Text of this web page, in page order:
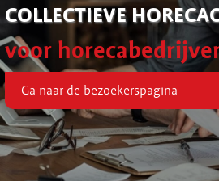
COLLECTIEVE
voor
Ga naar de bezoekerspagina